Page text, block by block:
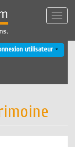
Toggle
utilisateur